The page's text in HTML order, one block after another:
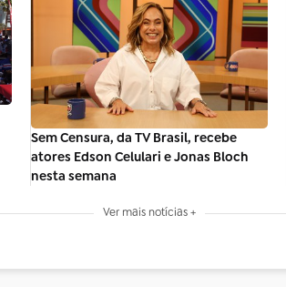
Sem Censura, da TV Brasil, recebe
atores Edson Celulari e Jonas Bloch
nesta semana
Ver mais notícias +